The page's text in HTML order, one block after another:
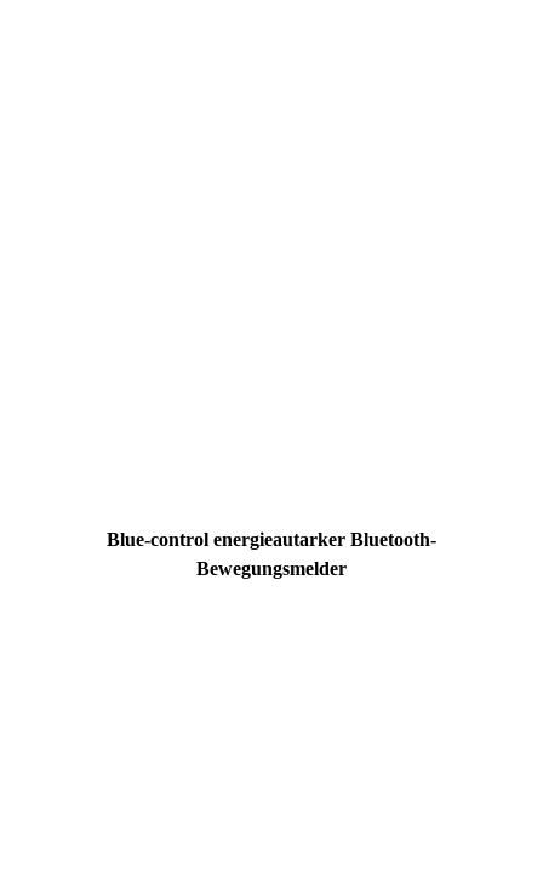
Blue-control energieautarker Bluetooth-
Bewegungsmelder